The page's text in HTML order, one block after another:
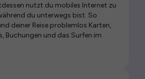
nutzt du mobiles Internet zu
du unterwegs bist. So
deiner Reise problemlos Karten,
Buchungen und das Surfen im